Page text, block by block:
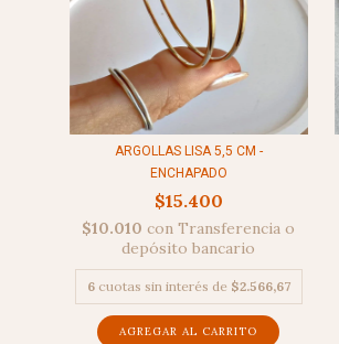
ARGOLLAS LISA 5,5 CM -
ENCHAPADO
$15.400
$10.010con Transferencia o
depósito bancario
6 cuotas sin interés de $2.566,67